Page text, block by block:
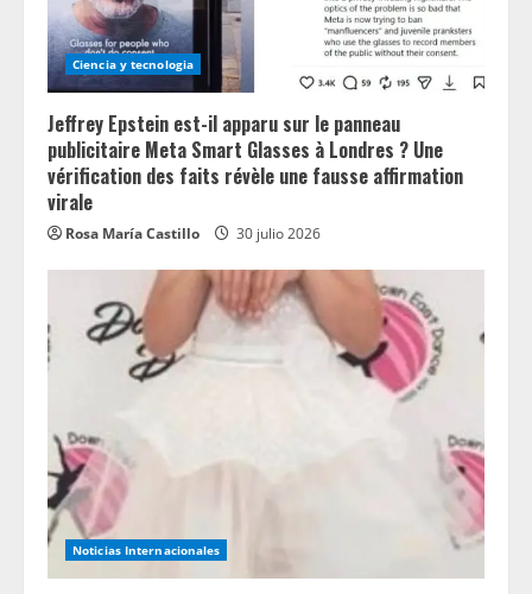
Ciencia y tecnologia
Jeffrey Epstein est-il apparu sur le panneau
publicitaire Meta Smart Glasses à Londres ? Une
vérification des faits révèle une fausse affirmation
virale
Rosa María Castillo 30 julio 2026
Noticias Internacionales